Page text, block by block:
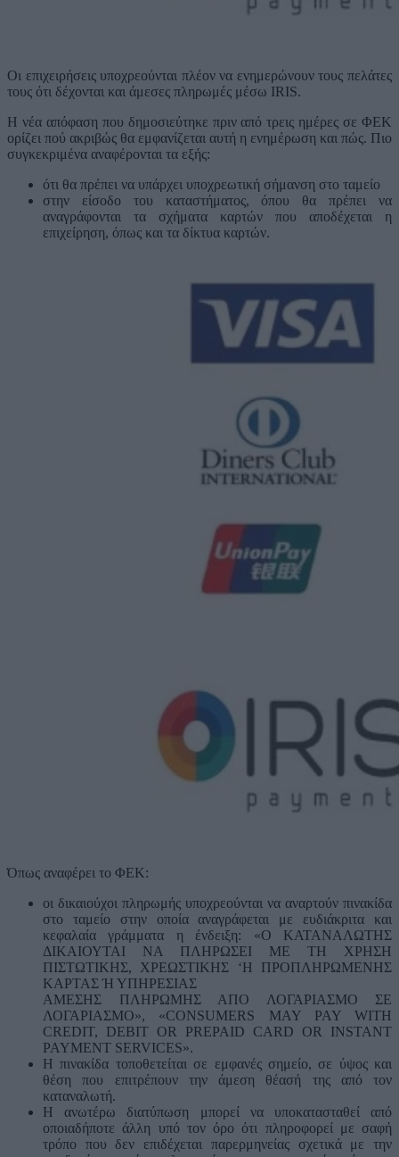
Οι επιχειρήσεις υποχρεούνται πλέον να ενημερώνουν τους πελάτες
τους ότι δέχονται και άμεσες πληρωμές μέσω IRIS.
Η νέα απόφαση που δημοσιεύτηκε πριν από τρεις ημέρες σε ΦΕΚ
ορίζει πού ακριβώς θα εμφανίζεται αυτή η ενημέρωση και πώς. Πιο
συγκεκριμένα αναφέρονται τα εξής:
ότι θα πρέπει να υπάρχει υποχρεωτική σήμανση στο ταμείο
στην είσοδο του καταστήματος, όπου θα πρέπει να
αναγράφονται τα σχήματα καρτών που αποδέχεται η
επιχείρηση, όπως και τα δίκτυα καρτών.
Όπως αναφέρει το ΦΕΚ:
οι δικαιούχοι πληρωμής υποχρεούνται να αναρτούν πινακίδα
στο ταμείο στην οποία αναγράφεται με ευδιάκριτα και
κεφαλαία γράμματα η ένδειξη: «Ο ΚΑΤΑΝΑΛΩΤΗΣ
ΔΙΚΑΙΟΥΤΑΙ ΝΑ ΠΛΗΡΩΣΕΙ ΜΕ ΤΗ ΧΡΗΣΗ
ΠΙΣΤΩΤΙΚΗΣ, ΧΡΕΩΣΤΙΚΗΣ ‘Η ΠΡΟΠΛΗΡΩΜΕΝΗΣ
ΚΑΡΤΑΣ Ή ΥΠΗΡΕΣΙΑΣ
ΑΜΕΣΗΣ ΠΛΗΡΩΜΗΣ ΑΠΟ ΛΟΓΑΡΙΑΣΜΟ ΣΕ
ΛΟΓΑΡΙΑΣΜΟ», «CONSUMERS MAY PAY WITH
CREDIT, DEBIT OR PREPAID CARD OR INSTANT
PAYMENT SERVICES».
Η πινακίδα τοποθετείται σε εμφανές σημείο, σε ύψος και
θέση που επιτρέπουν την άμεση θέασή της από τον
καταναλωτή.
Η ανωτέρω διατύπωση μπορεί να υποκατασταθεί από
οποιαδήποτε άλλη υπό τον όρο ότι πληροφορεί με σαφή
τρόπο που δεν επιδέχεται παρερμηνείας σχετικά με την